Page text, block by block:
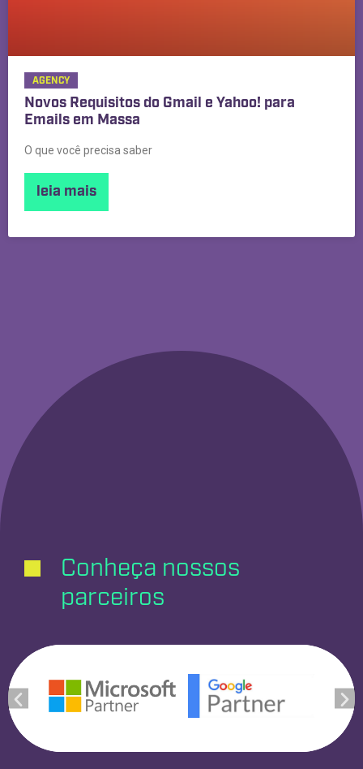
AGENCY
Novos Requisitos do Gmail e Yahoo! para
Emails em Massa
O que você precisa saber
leia mais
Conheça nossos
parceiros